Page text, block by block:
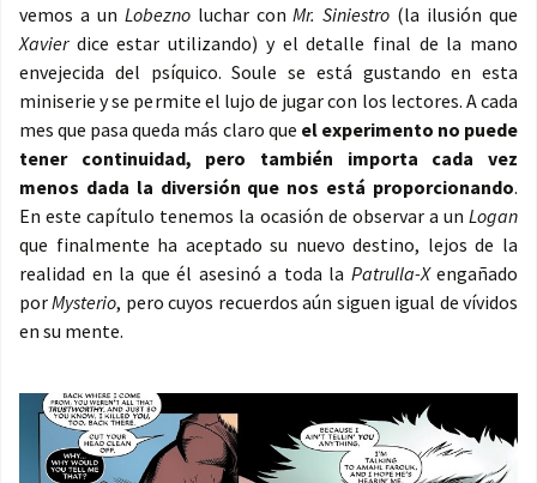
vemos a un Lobeznoluchar conMr. Siniestro (la ilusión que
Xavierdice estar utilizando) y el detalle final de la mano
envejecida del psíquico. Soule se está gustando en esta
miniserie y se permite el lujo de jugar con los lectores. A cada
mes que pasa queda más claro que el experimento no puede
tener continuidad, pero también importa cada vez
menos dada la diversión que nos está proporcionando.
En este capítulo tenemos la ocasión de observar a un Logan
que finalmente ha aceptado su nuevo destino, lejos de la
realidad en la que él asesinó a toda la Patrulla-Xengañado
porMysterio, pero cuyos recuerdos aún siguen igual de vívidos
en su mente.